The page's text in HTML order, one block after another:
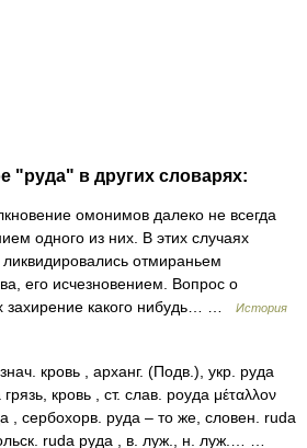
"руда" в других словарях:
омонимов далеко не всегда
одного из них. В этих случаях
отмираньем
его исчезновением. Вопрос о
захирение какого нибудь… …
История
кровь , арханг. (Подв.), укр. руда
кровь , ст. слав. роуда μέταλλον
, сербохорв. руда – то же, словен. rudа
rudа руда , в. луж., н. луж.… …